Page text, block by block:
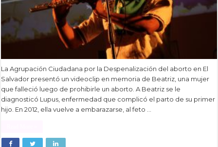
La Agrupación Ciudadana por la Despenalización del aborto en El
Salvador presentó un videoclip en memoria de Beatriz, una mujer
que falleció luego de prohibirle un aborto. A Beatriz se le
diagnosticó Lupus, enfermedad que complicó el parto de su primer
hijo. En 2012, ella vuelve a embarazarse, al feto …